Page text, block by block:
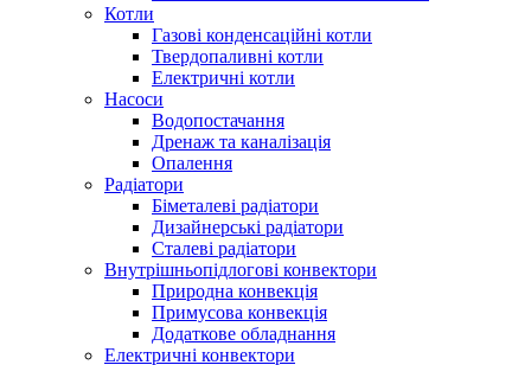
Котли
Газові конденсаційні котли
Твердопаливні котли
Електричні котли
Насоси
Водопостачання
Дренаж та каналізація
Опалення
Радіатори
Біметалеві радіатори
Дизайнерські радіатори
Сталеві радіатори
Внутрішньопідлогові конвектори
Природна конвекція
Примусова конвекція
Додаткове обладнання
Електричні конвектори